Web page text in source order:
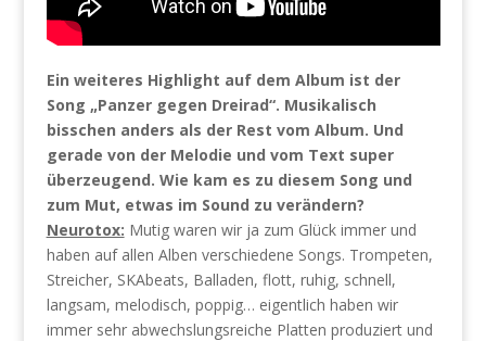
Ein weiteres Highlight auf dem Album ist der
Song „Panzer gegen Dreirad“. Musikalisch
bisschen anders als der Rest vom Album. Und
gerade von der Melodie und vom Text super
überzeugend. Wie kam es zu diesem Song und
zum Mut, etwas im Sound zu verändern?
Neurotox: Mutig waren wir ja zum Glück immer und
haben auf allen Alben verschiedene Songs. Trompeten,
Streicher, SKAbeats, Balladen, flott, ruhig, schnell,
langsam, melodisch, poppig… eigentlich haben wir
immer sehr abwechslungsreiche Platten produziert und